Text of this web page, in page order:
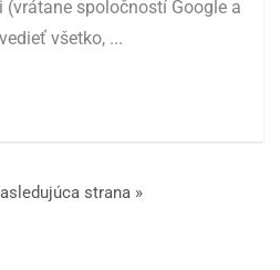
spoločností Google a
všetko, ...
strana »